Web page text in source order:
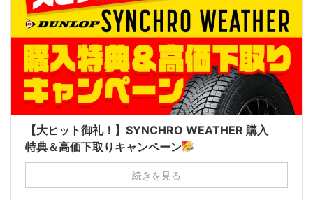
【大ヒット御礼！】SYNCHRO WEATHER 購入
特典＆高価下取りキャンペーン
続きを見る